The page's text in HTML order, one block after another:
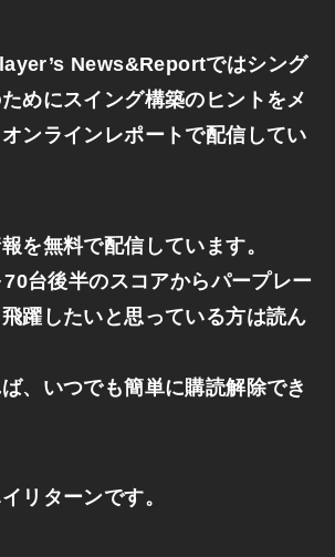
News&Reportではシング
めにスイング構築のヒン トをメ
ンラインレポートで配信してい
を無料で配信しています。
70台後半のスコアからパープレー
躍したいと思っている方は読ん
、いつでも簡単に購読解除でき
リターンです。